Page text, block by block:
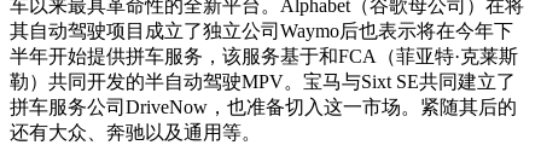
车以来最具革命性的全新平台。Alphabet（谷歌母公司）在将
其自动驾驶项目成立了独立公司Waymo后也表示将在今年下
半年开始提供拼车服务，该服务基于和FCA（菲亚特·克莱斯
勒）共同开发的半自动驾驶MPV。宝马与Sixt SE共同建立了
拼车服务公司DriveNow，也准备切入这一市场。紧随其后的
还有大众、奔驰以及通用等。